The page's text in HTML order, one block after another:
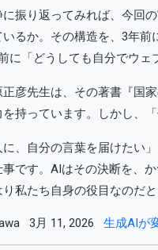
に振り返ってみれば、今回
いるか。その構造を、3年
に「どうしても自分でウ
彦先生は、その著書『国
持っています。しかし、
に、自分の言葉を届けたい
です。AIはその決断を、
私たち自身の役目なのだ
3月 11, 2026 生成AIが